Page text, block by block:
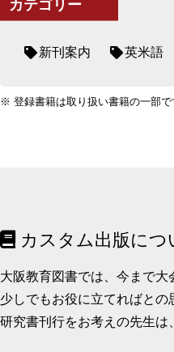
カテゴリー
新刊案内 英米語
※ 登録書籍は取り扱い書籍の一部で
カスタム出版につ
大阪教育図書では、今まで
少しでもお役に立てればと
研究書刊行をお考えの先生は